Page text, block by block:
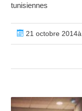
tunisiennes
21 octobre